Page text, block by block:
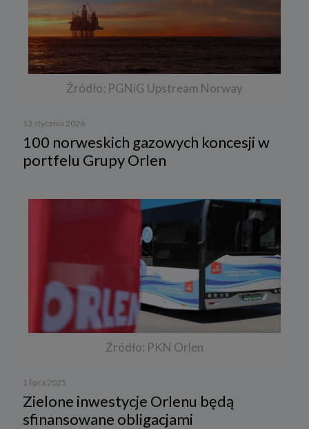
Źródło: PGNiG Upstream Norway
13 stycznia 2026
100 norweskich gazowych koncesji w
portfelu Grupy Orlen
Źródło: PKN Orlen
1 lipca 2025
Zielone inwestycje Orlenu będą
sfinansowane obligacjami